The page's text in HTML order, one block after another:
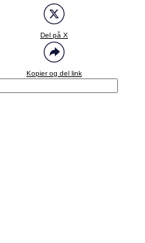
Del på X
Kopier og del link